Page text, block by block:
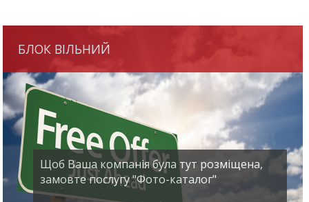
БЛОК ВІЛЬНИЙ
Щоб Ваша компанія була тут розміщена,
замовте послугу "Фото-каталог"